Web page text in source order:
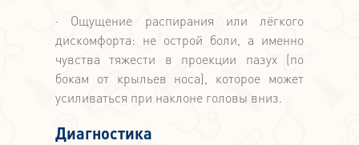
· Ощущение распирания или лёгкого
дискомфорта: не острой боли, а именно
чувства тяжести в проекции пазух (по
бокам от крыльев носа), которое может
усиливаться при наклоне головы вниз.
Диагностика